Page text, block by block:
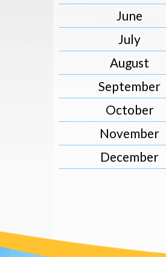
June
July
August
September
October
November
December